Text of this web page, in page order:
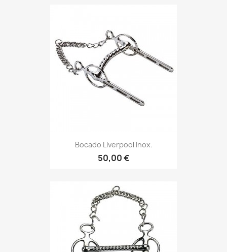
Bocado Liverpool Inox.
50,00 €